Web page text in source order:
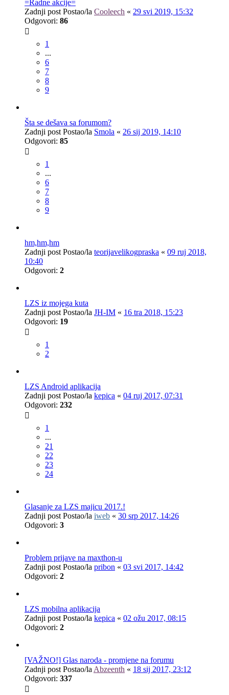
=Radne akcije=
Zadnji post Postao/la Cooleech « 29 svi 2019, 15:32
Odgovori: 86
1
...
6
7
8
9
Šta se dešava sa forumom?
Zadnji post Postao/la Smola « 26 sij 2019, 14:10
Odgovori: 85
1
...
6
7
8
9
hm,hm,hm
Zadnji post Postao/la teorijavelikogpraska « 09 ruj 2018,
10:40
Odgovori: 2
LZS iz mojega kuta
Zadnji post Postao/la JH-IM « 16 tra 2018, 15:23
Odgovori: 19
1
2
LZS Android aplikacija
Zadnji post Postao/la kepica « 04 ruj 2017, 07:31
Odgovori: 232
1
...
21
22
23
24
Glasanje za LZS majicu 2017.!
Zadnji post Postao/la iweb « 30 srp 2017, 14:26
Odgovori: 3
Problem prijave na maxthon-u
Zadnji post Postao/la pribon « 03 svi 2017, 14:42
Odgovori: 2
LZS mobilna aplikacija
Zadnji post Postao/la kepica « 02 ožu 2017, 08:15
Odgovori: 2
[VAŽNO!] Glas naroda - promjene na forumu
Zadnji post Postao/la Abzeenth « 18 sij 2017, 23:12
Odgovori: 337